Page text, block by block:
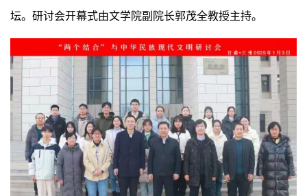
坛。研讨会开幕式由文学院副院长郭茂全教授主持。